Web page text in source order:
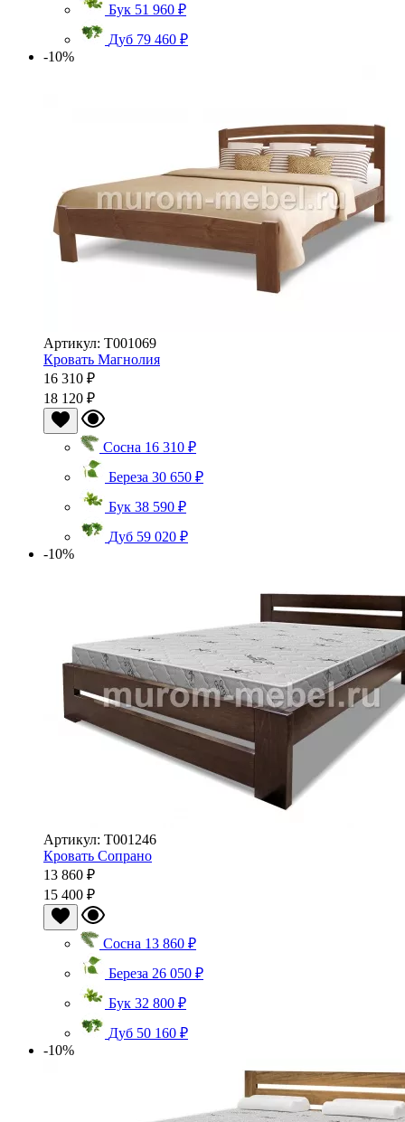
Бук 51 960 ₽
Дуб 79 460 ₽
-10%
Артикул: Т001069
Кровать Магнолия
16 310 ₽
18 120 ₽
Сосна 16 310 ₽
Береза 30 650 ₽
Бук 38 590 ₽
Дуб 59 020 ₽
-10%
Артикул: Т001246
Кровать Сопрано
13 860 ₽
15 400 ₽
Сосна 13 860 ₽
Береза 26 050 ₽
Бук 32 800 ₽
Дуб 50 160 ₽
-10%